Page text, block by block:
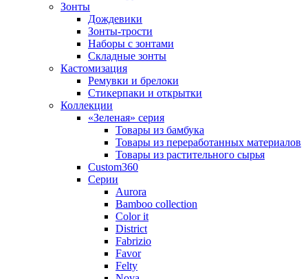
Зонты
Дождевики
Зонты-трости
Наборы с зонтами
Складные зонты
Кастомизация
Ремувки и брелоки
Стикерпаки и открытки
Коллекции
«Зеленая» серия
Товары из бамбука
Товары из переработанных материалов
Товары из растительного сырья
Custom360
Серии
Aurora
Bamboo collection
Color it
District
Fabrizio
Favor
Felty